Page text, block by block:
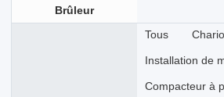
Brûleur
Tous
Installation de
Compacteur à